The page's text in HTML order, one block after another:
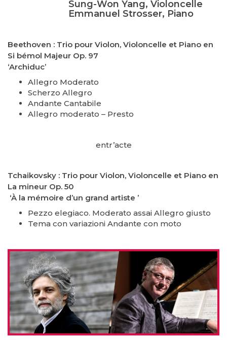
Sung-Won Yang, Violoncelle
Emmanuel Strosser, Piano
Beethoven : Trio pour Violon, Violoncelle et Piano en
Si bémol Majeur Op. 97
‘Archiduc’
Allegro Moderato
Scherzo Allegro
Andante Cantabile
Allegro moderato – Presto
entr’acte
Tchaikovsky : Trio pour Violon, Violoncelle et Piano en
La mineur Op. 50
‘À la mémoire d’un grand artiste ’
Pezzo elegiaco. Moderato assai Allegro giusto
Tema con variazioni Andante con moto